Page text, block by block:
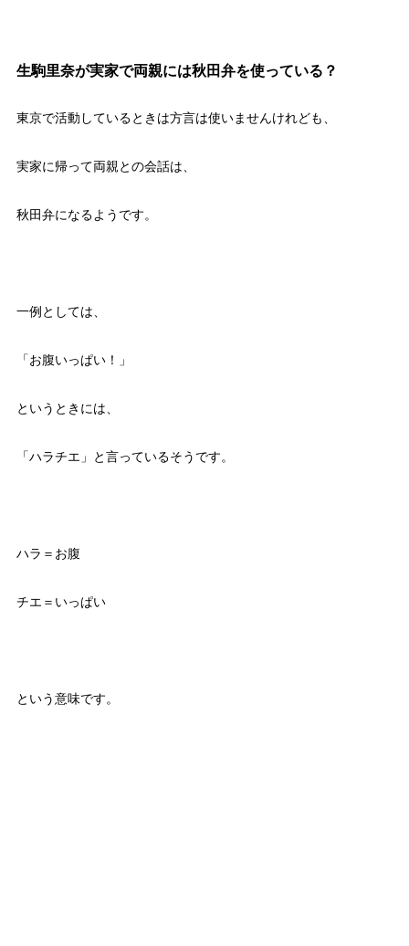
生駒里奈が実家で両親には秋田弁を使っている？
東京で活動しているときは方言は使いませんけれども、
実家に帰って両親との会話は、
秋田弁になるようです。
一例としては、
「お腹いっぱい！」
というときには、
「ハラチエ」と言っているそうです。
ハラ＝お腹
チエ＝いっぱい
という意味です。